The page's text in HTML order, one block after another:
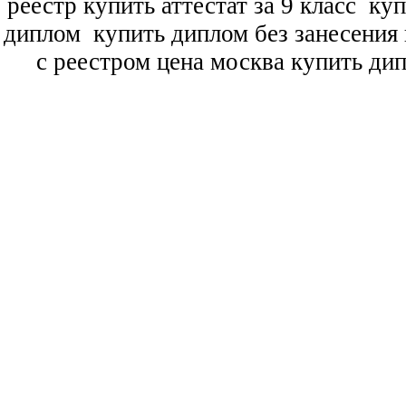
реестр купить аттестат за 9 класс
диплом купить диплом без
с реестром цена москва купить